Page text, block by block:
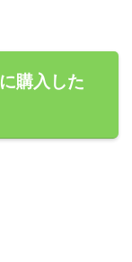
購入した